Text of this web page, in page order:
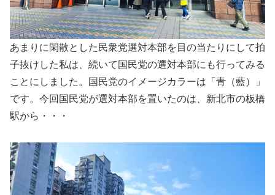
あまりに閑散とした民衆党選対本部を目の当たりにして拍
子抜けした私は、続いて国民党の選対本部にも行ってみる
ことにしました。国民党のイメージカラーは「青（藍）」
です。今回国民党が選対本部を置いたのは、新北市の板橋
駅から・・・